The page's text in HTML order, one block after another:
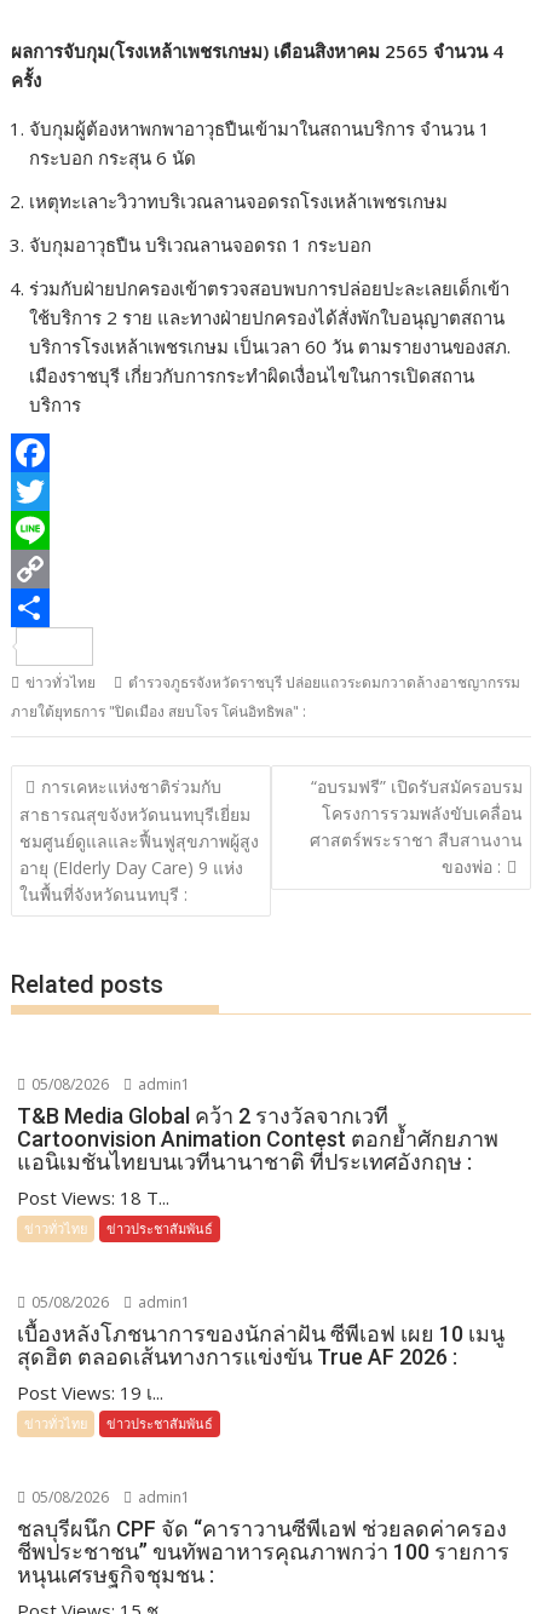
ผลการจับกุม(โรงเหล้าเพชรเกษม) เดือนสิงหาคม 2565 จำนวน 4
ครั้ง
จับกุมผู้ต้องหาพกพาอาวุธปืนเข้ามาในสถานบริการ จำนวน 1
กระบอก กระสุน 6 นัด
เหตุทะเลาะวิวาทบริเวณลานจอดรถโรงเหล้าเพชรเกษม
จับกุมอาวุธปืน บริเวณลานจอดรถ 1 กระบอก
ร่วมกับฝ่ายปกครองเข้าตรวจสอบพบการปล่อยปะละเลยเด็กเข้า
ใช้บริการ 2 ราย และทางฝ่ายปกครองได้สั่งพักใบอนุญาตสถาน
บริการโรงเหล้าเพชรเกษม เป็นเวลา 60 วัน ตามรายงานของสภ.
เมืองราชบุรี เกี่ยวกับการกระทำผิดเงื่อนไขในการเปิดสถาน
บริการ
F
a
c
e
b
o
o
k
T
w
t
t
e
r
L
n
e
C
o
p
y
L
n
h
a
r
ข่าวทั่วไทย
ตำรวจภูธรจังหวัดราชบุรี ปล่อยแถวระดมกวาดล้างอาชญากรรม
ภายใต้ยุทธการ "ปิดเมือง สยบโจร โค่นอิทธิพล" :
แนะแนว
เรื่อง
การเคหะแห่งชาติร่วมกับ
สาธารณสุขจังหวัดนนทบุรีเยี่ยม
ชมศูนย์ดูแลและฟื้นฟูสุขภาพผู้สูง
อายุ (EIderly Day Care) 9 แห่ง
ในพื้นที่จังหวัดนนทบุรี :
“อบรมฟรี” เปิดรับสมัครอบรม
โครงการรวมพลังขับเคลื่อน
ศาสตร์พระราชา สืบสานงาน
ของพ่อ :
Related posts
05/08/2026 admin1
T&B Media Global คว้า 2 รางวัลจากเวที
Cartoonvision Animation Contest ตอกย้ำศักยภาพ
แอนิเมชันไทยบนเวทีนานาชาติ ที่ประเทศอังกฤษ :
Post Views: 18 T...
ข่าวทั่วไทย ข่าวประชาสัมพันธ์
05/08/2026 admin1
เบื้องหลังโภชนาการของนักล่าฝัน ซีพีเอฟ เผย 10 เมนู
สุดฮิต ตลอดเส้นทางการแข่งขัน True AF 2026 :
Post Views: 19 เ...
ข่าวทั่วไทย ข่าวประชาสัมพันธ์
05/08/2026 admin1
ชลบุรีผนึก CPF จัด “คาราวานซีพีเอฟ ช่วยลดค่าครอง
ชีพประชาชน” ขนทัพอาหารคุณภาพกว่า 100 รายการ
หนุนเศรษฐกิจชุมชน :